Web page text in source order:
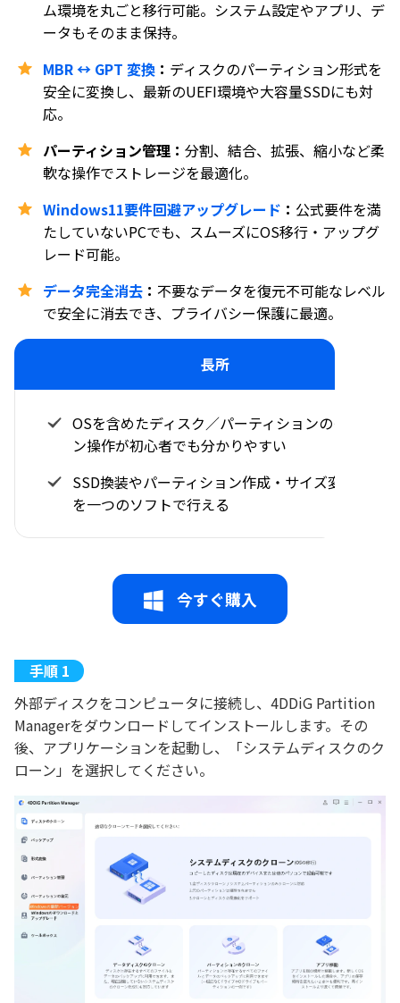
ム環境を丸ごと移行可能。システム設定やアプリ、デ
ータもそのまま保持。
MBR ↔ GPT 変換 ： ディスクのパーティション形式を
安全に変換し、最新のUEFI環境や大容量SSDにも対
応。
パーティション管理： 分割、結合、拡張、縮小など柔
軟な操作でストレージを最適化。
Windows11要件回避アップグレード ： 公式要件を満
たしていないPCでも、スムーズにOS移行・アップグ
レード可能。
データ完全消去 ： 不要なデータを復元不可能なレベル
で安全に消去でき、プライバシー保護に最適。
長所
OSを含めたディスク／パーティションのクロー
ン操作が初心者でも分かりやすい
SSD換装やパーティション作成・サイズ変更など
を一つのソフトで行える
今すぐ購入
外部ディスクをコンピュータに接続し、4DDiG Partition
Managerをダウンロードしてインストールします。その
後、アプリケーションを起動し、「システムディスクのク
ローン」を選択してください。